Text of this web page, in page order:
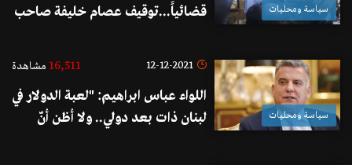
سياسة ومحليات
قضائياً...توقيف عصام خليفة صاحب
الصحة في بلدة العاقبية
سياسة ومحليات
12-12-2021
16,511 مشاهدة
اللواء عباس ابراهيم: "لعبة الدولار في
لبنان ذات بعد دولي.. ولا أظن أنّ